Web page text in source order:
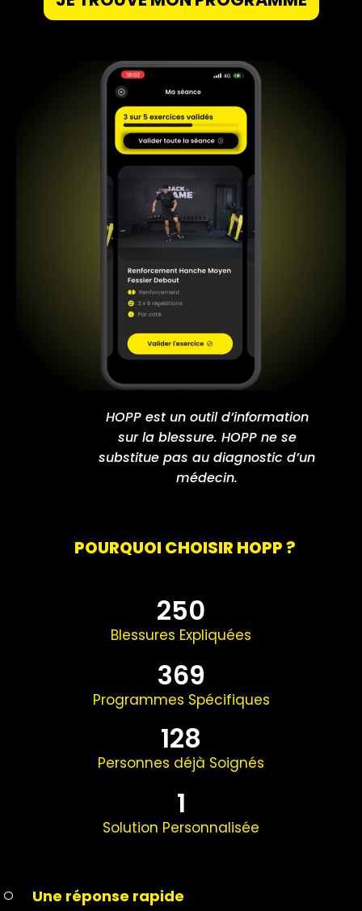
HOPP est un outil d’information
sur la blessure. HOPP ne se
substitue pas au diagnostic d’un
médecin.
POURQUOI CHOISIR HOPP ?
Blessures Expliquées
250
Programmes Spécifiques
369
Personnes déjà Soignés
128
Solution Personnalisée
1
Une réponse rapide